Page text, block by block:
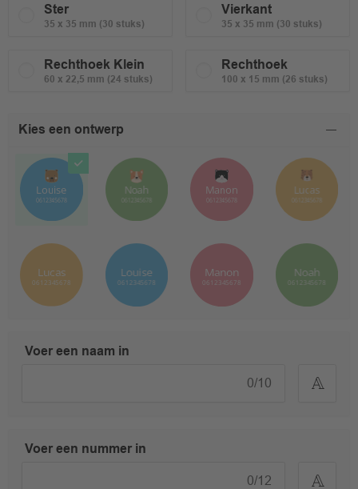
Ster
35 x 35 mm (30 stuks)
Vierkant
35 x 35 mm (30 stuks)
Rechthoek Klein
60 x 22,5 mm (24 stuks)
Rechthoek
100 x 15 mm (26 stuks)
Kies een ontwerp
Voer een naam in
0/10
Voer een nummer in
0/12